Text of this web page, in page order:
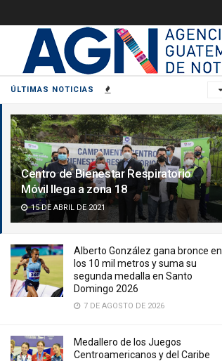
ÚLTIMAS NOTICIAS
Centro de Bienestar Respiratorio
Móvil llega a zona 18
15 DE ABRIL DE 2021
Alberto González gana bronce en
los 10 mil metros y suma su
segunda medalla en Santo
Domingo 2026
7 DE AGOSTO DE 2026
Medallero de los Juegos
Centroamericanos y del Caribe